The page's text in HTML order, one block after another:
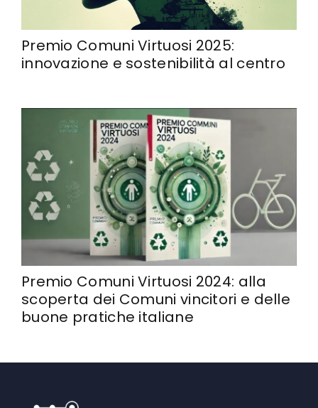
Premio Comuni Virtuosi 2025:
innovazione e sostenibilità al centro
Premio Comuni Virtuosi 2024: alla
scoperta dei Comuni vincitori e delle
buone pratiche italiane